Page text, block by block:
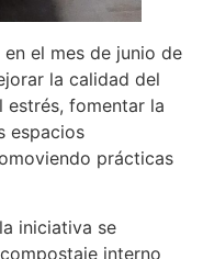
el mes de junio de
la calidad del
estrés, fomentar la
espacios
prácticas
iniciativa se
interno